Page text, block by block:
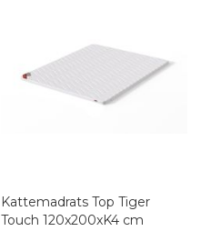
Kattemadrats Top Tiger
Touch 120x200xK4 cm